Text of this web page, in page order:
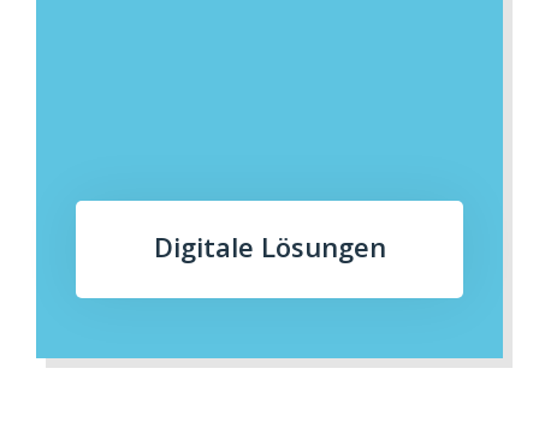
Digitale Lösungen